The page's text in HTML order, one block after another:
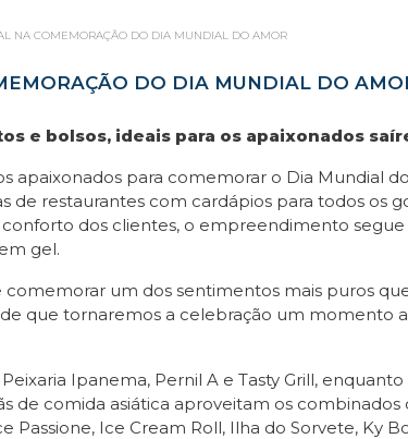
NA COMEMORAÇÃO DO DIA MUNDIAL DO AMOR
DO DIA MUNDIAL DO
e bolsos, ideais para os apaixonados
apaixonados para comemorar o Dia Mundial
de restaurantes com cardápios para todos os
dos clientes, o empreendimento
gel.
um dos sentimentos mais puros
que tornaremos a celebração um momento
Ipanema, Pernil A e Tasty Grill, enquanto
de comida asiática aproveitam os combinados
Passione, Ice Cream Roll, Ilha do Sorvete, Ky